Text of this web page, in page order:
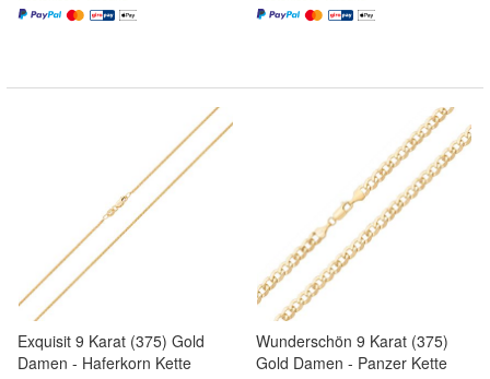
Exquisit 9 Karat (375) Gold
Damen - Haferkorn Kette
Wunderschön 9 Karat (375)
Gold Damen - Panzer Kette